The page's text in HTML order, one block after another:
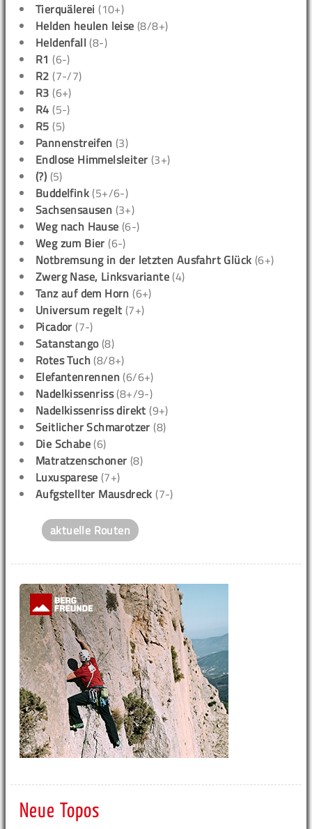
Tierquälerei (10+)
Helden heulen leise (8/8+)
Heldenfall (8-)
R1 (6-)
R2 (7-/7)
R3 (6+)
R4 (5-)
R5 (5)
Pannenstreifen (3)
Endlose Himmelsleiter (3+)
(?) (5)
Buddelfink (5+/6-)
Sachsensausen (3+)
Weg nach Hause (6-)
Weg zum Bier (6-)
Notbremsung in der letzten Ausfahrt Glück (6+)
Zwerg Nase, Linksvariante (4)
Tanz auf dem Horn (6+)
Universum regelt (7+)
Picador (7-)
Satanstango(8)
Rotes Tuch (8/8+)
Elefantenrennen (6/6+)
Nadelkissenriss(8+/9-)
Nadelkissenriss direkt (9+)
Seitlicher Schmarotzer (8)
Die Schabe (6)
Matratzenschoner (8)
Luxusparese (7+)
Aufgstellter Mausdreck (7-)
aktuelle Routen
Neue Topos